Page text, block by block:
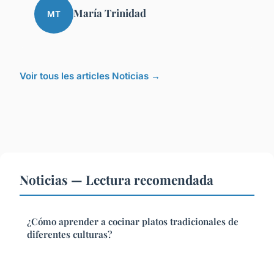
MT María Trinidad
Voir tous les articles Noticias →
Noticias — Lectura recomendada
¿Cómo aprender a cocinar platos tradicionales de
diferentes culturas?